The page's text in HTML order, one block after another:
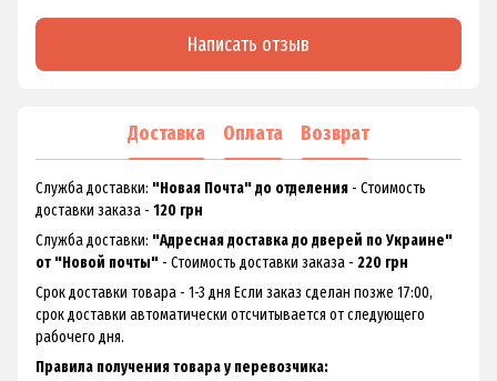
Написать отзыв
Доставка Оплата Возврат
Служба доставки: "Новая Почта" до отделения - Стоимость
доставки заказа - 120 грн
Служба доставки: "Адресная доставка до дверей по Украине"
от "Новой почты" - Стоимость доставки заказа - 220 грн
Срок доставки товара - 1-3 дня Если заказ сделан позже 17:00,
срок доставки автоматически отсчитывается от следующего
рабочего дня.
Правила получения товара у перевозчика: